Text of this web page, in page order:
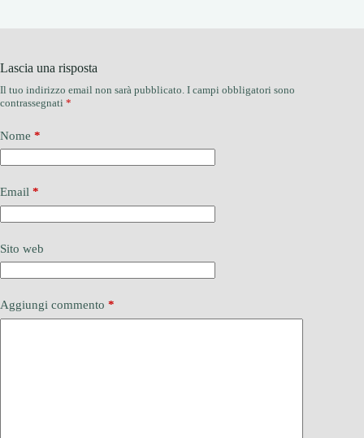
Lascia una risposta
Il tuo indirizzo email non sarà pubblicato. I campi obbligatori sono
contrassegnati *
Nome *
Email *
Sito web
Aggiungi commento *